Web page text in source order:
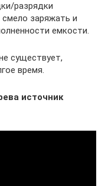
разрядки
заряжать и
емкости.
существует,
время.
источник